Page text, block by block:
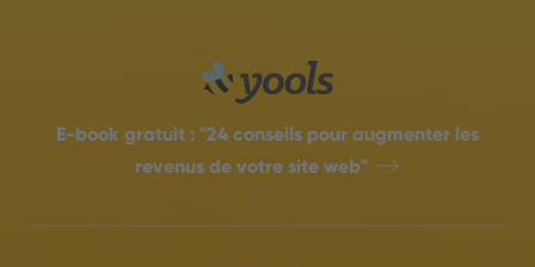
E-book gratuit : "24 conseils pour augmenter les
revenus de votre site web"